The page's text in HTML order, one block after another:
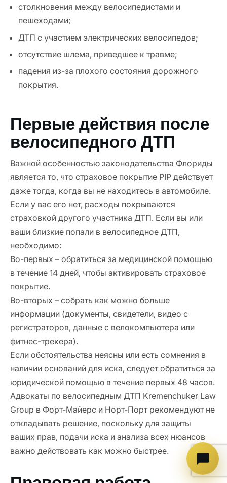
столкновения между велосипедистами и
пешеходами;
ДТП с участием электрических велосипедов;
отсутствие шлема, приведшее к травме;
падения из-за плохого состояния дорожного
покрытия.
Первые действия после
велосипедного ДТП
Важной особенностью законодательства Флориды
является то, что страховое покрытие PIP действует
даже тогда, когда вы не находитесь в автомобиле.
Если у вас его нет, расходы покрываются
страховкой другого участника ДТП. Если вы или
ваши близкие попали в велосипедное ДТП,
необходимо:
Во-первых – обратиться за медицинской помощью
в течение 14 дней, чтобы активировать страховое
покрытие.
Во-вторых – собрать как можно больше
информации (документы, свидетели, видео с
регистраторов, данные с велокомпьютера или
фитнес-трекера).
Если обстоятельства неясны или есть сомнения в
наличии оснований для иска, следует обратиться за
юридической помощью в течение первых 48 часов.
Адвокаты по велосипедным ДТП Kremenchuker Law
Group в Форт-Майерс и Норт-Порт рекомендуют не
откладывать решение, поскольку для защиты
ваших прав, подачи иска и анализа всех нюансов
важно действовать как можно быстрее.